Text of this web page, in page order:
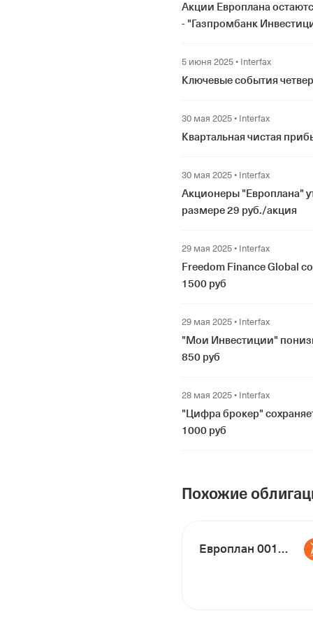
Акции Европлана
- "Газпромбанк
5 июня 2025 • Interfax
Ключевые события
30 мая 2025 • Interfax
Квартальная чистая
30 мая 2025 • Interfax
Акционеры "Европлана"
размере 29 руб./акция
29 мая 2025 • Interfax
Freedom Finance Global
1500 руб
29 мая 2025 • Interfax
"Мои Инвестиции"
850 руб
28 мая 2025 • Interfax
"Цифра брокер"
1000 руб
Похожие
Европлан 001P-08